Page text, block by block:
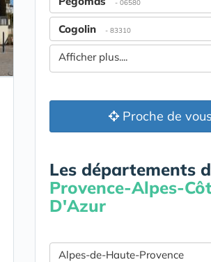
- 06580
Cogolin - 83310
Afficher plus....
Proche de vous
Les départements
Provence-Alpes-
D'Azur
Alpes-de-Haute-Provence